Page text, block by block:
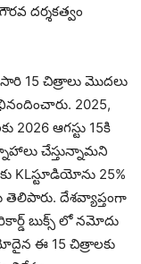
దర్శకత్వం
15 చిత్రాలు మొదలు
2025,
2026 ఆగస్టు 15కి
చేస్తున్నామని
KLస్టూడియోను 25%
తెలిపారు. దేశవ్యాప్తంగా
బుక్స్ లో నమోదు
ఈ 15 చిత్రాలకు